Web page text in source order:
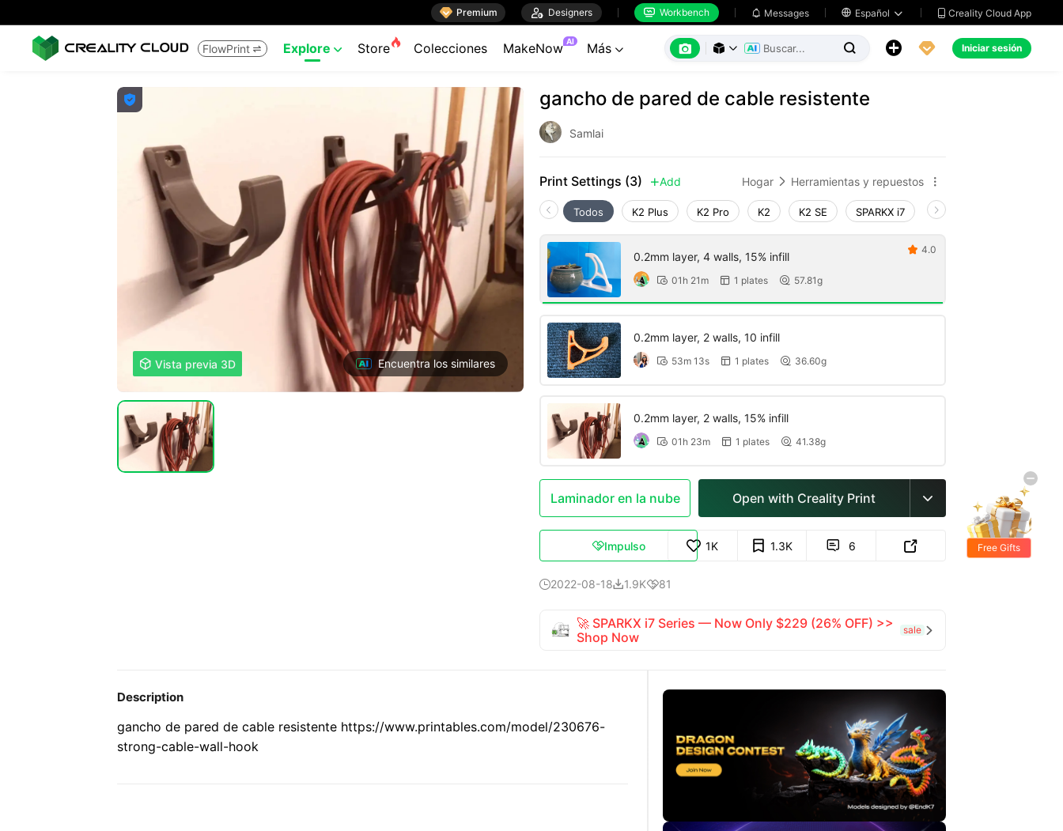
 Premium  Designers  Workbench  Messages  Español   Creality Cloud App
FlowPrint  Explore  Store Colecciones MakeNow AI Más        Iniciar sesión

 Vista previa 3D Encuentra los similares
gancho de pared de cable resistente
Samlai
Print Settings (3) Add Hogar  Herramientas y repuestos 
Todos K2 Plus K2 Pro K2 K2 SE SPARKX i7 Creality Hi
0.2mm layer, 4 walls, 15% infill
 01h 21m  1 plates  57.81g
 4.0
0.2mm layer, 2 walls, 10 infill
 53m 13s  1 plates  36.60g
0.2mm layer, 2 walls, 15% infill
 01h 23m  1 plates  41.38g
Laminador en la nube Open with Creality Print 
Impulso 1K 1.3K  6 
2022-08-181.9K81
🚀 SPARKX i7 Series — Now Only $229 (26% OFF) >>
Shop Now
sale 
Description
gancho de pared de cable resistente https://www.printables.com/model/230676-
strong-cable-wall-hook
Free Gifts